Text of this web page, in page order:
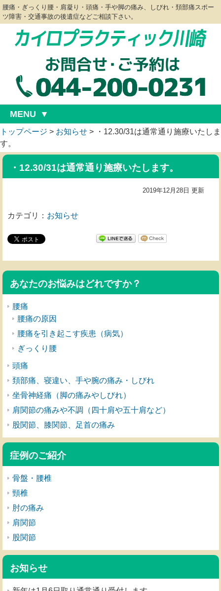
腰痛・ぎっくり腰・肩凝り・頭痛・手や脚の痛み、しびれ・頚部痛スポー
ツ障害・交通事故の後遺症などご相談下さい。
MENU
トップページ > お知らせ >
・12.30/31は通常通り施療いたしま
す。
・12.30/31は通常通り施療いたします。
2019年12月28日 更新
カテゴリ： お知らせ
あなたのお悩みはどれですか？
腰痛
腰痛の原因
腰痛を引き起こす疾患（病気）
ぎっくり腰
頭痛
頚部痛、寝違い、手や腕の痛み・しびれ
坐骨神経痛（脚の痛みやしびれ）
肩関節の痛みや不調（四十肩や五十肩など）
股関節、膝関節、足首の痛み
症例のご紹介
骨盤・腰椎
頸椎
肘の痛み
肩関節
股関節
お知らせ